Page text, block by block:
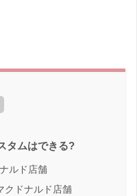
タムはできる?
ルド店舗
クドナルド店舗